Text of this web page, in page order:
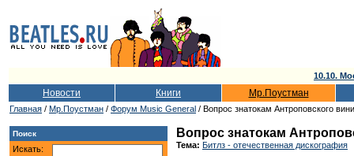
10.10.
Новости Книги Мр.Поустман
Главная / Мр.Поустман / Форум Music General / Вопрос знатокам Антроповского
Поиск
Искать:
Вопрос знатокам
Тема: Битлз - отечественная дискография